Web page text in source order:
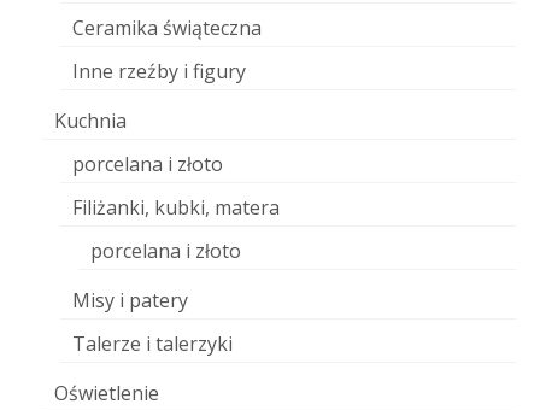
Ceramika świąteczna
Inne rzeźby i figury
Kuchnia
porcelana i złoto
Filiżanki, kubki, matera
porcelana i złoto
Misy i patery
Talerze i talerzyki
Oświetlenie